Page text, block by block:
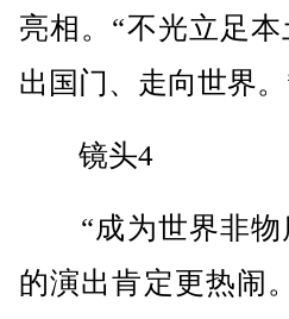
亮相。“不光立足
出国门、走向世界
镜头4
“成为世界非物
的演出肯定更热闹